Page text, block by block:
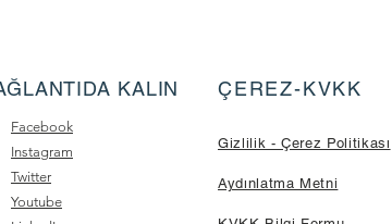
KALIN
Facebook
Instagram
Twitter
Youtube
ÇEREZ-KVKK
Gizlilik - Çerez Politikası
Aydınlatma Metni